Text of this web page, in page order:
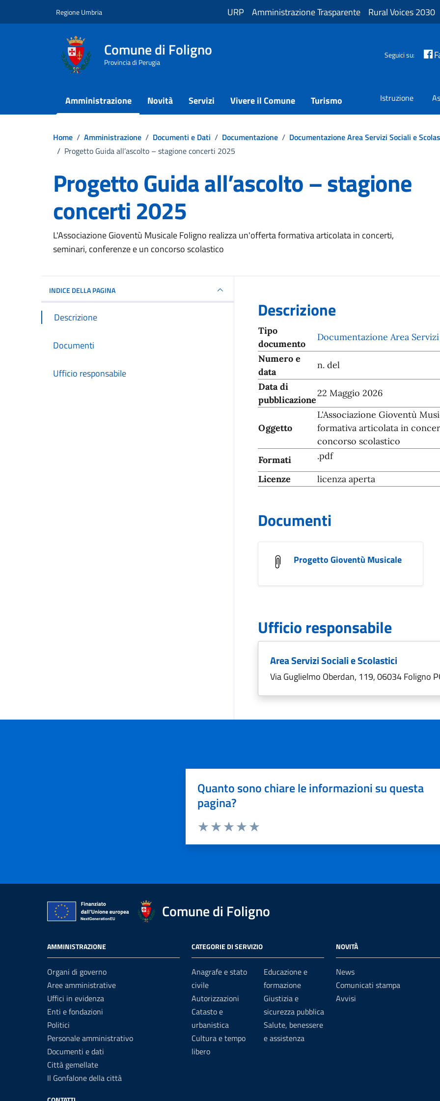
Regione Umbria URP Amministrazione Trasparente Rural Voices 2030
Comune di Foligno
Provincia di Perugia
Seguici su:
Amministrazione Novità Servizi Vivere il Comune Turismo Istruzione
Home / Amministrazione / Documenti e Dati / Documentazione / Documentazione Area Servizi Sociali e
/ Progetto Guida all’ascolto – stagione concerti 2025
Progetto Guida all’ascolto – stagione
concerti 2025
Dettagli del documento
L'Associazione Gioventù Musicale Foligno realizza un'offerta formativa articolata in concerti,
seminari, conferenze e un concorso scolastico
INDICE DELLA PAGINA
Descrizione
Documenti
Ufficio responsabile
Descrizione
Tipo
documento
Documentazione Area
Numero e
data
n. del
Data di
pubblicazione
22 Maggio 2026
Oggetto
L'Associazione Gioventù
formativa articolata in
concorso scolastico
Formati
.pdf
Licenze licenza aperta
Documenti
Progetto Gioventù Musicale
Ufficio responsabile
Area Servizi Sociali e Scolastici
Via Guglielmo Oberdan, 119, 06034 Foligno
Quanto sono chiare le informazioni su questa
pagina?
Comune di Foligno
AMMINISTRAZIONE
Organi di governo
Aree amministrative
Uffici in evidenza
Enti e fondazioni
Politici
Personale amministrativo
Documenti e dati
Città gemellate
Il Gonfalone della città
CATEGORIE DI SERVIZIO
Anagrafe e stato
civile
Autorizzazioni
Catasto e
urbanistica
Cultura e tempo
libero
Educazione e
formazione
Giustizia e
sicurezza pubblica
Salute, benessere
e assistenza
NOVITÀ
News
Comunicati stampa
Avvisi